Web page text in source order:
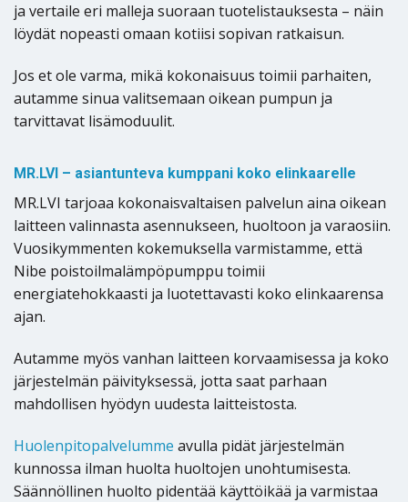
ja vertaile eri malleja suoraan tuotelistauksesta – näin
löydät nopeasti omaan kotiisi sopivan ratkaisun.
Jos et ole varma, mikä kokonaisuus toimii parhaiten,
autamme sinua valitsemaan oikean pumpun ja
tarvittavat lisämoduulit.
MR.LVI – asiantunteva kumppani koko elinkaarelle
MR.LVI tarjoaa kokonaisvaltaisen palvelun aina oikean
laitteen valinnasta asennukseen, huoltoon ja varaosiin.
Vuosikymmenten kokemuksella varmistamme, että
Nibe poistoilmalämpöpumppu toimii
energiatehokkaasti ja luotettavasti koko elinkaarensa
ajan.
Autamme myös vanhan laitteen korvaamisessa ja koko
järjestelmän päivityksessä, jotta saat parhaan
mahdollisen hyödyn uudesta laitteistosta.
Huolenpitopalvelumme avulla pidät järjestelmän
kunnossa ilman huolta huoltojen unohtumisesta.
Säännöllinen huolto pidentää käyttöikää ja varmistaa